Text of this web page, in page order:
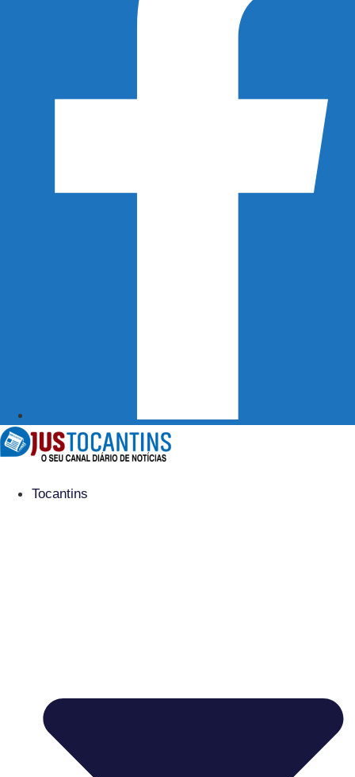
Tocantins